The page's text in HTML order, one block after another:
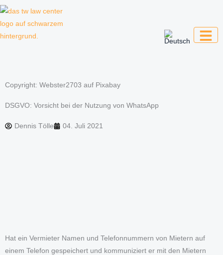
Zum
Copyright: Webster2703 auf Pixabay
DSGVO: Vorsicht bei der Nutzung von WhatsApp
Dennis Tölle 04. Juli 2021
Hat ein Vermieter Namen und Telefonnummern von Mietern auf
einem Telefon gespeichert und kommuniziert er mit den Mietern